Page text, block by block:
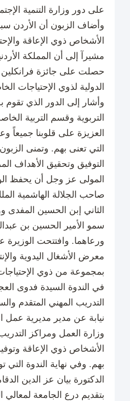
على دور وزارة التنمية
وأضاف الزبون أن الأردن
الأشخاص ذوي الإعاقة
مشيرآ إلى أن المملكة
حصلت على جائزة فرانكلين
وأشار إلى الدور الذي تقوم
التربوية وقسم التربية
العزيزة على قلوبنا جميعاً
التي تعنى بهم. وتمنى
التوفيق وتحقيق الأهداف
المولى عز وجل أن يحفظ
صاحب الجلالة الهاشمية
الثاني إبن الحسين المفدى
سمو الأمير الحسين بن
ورعاهما. وافتتحت
معرض الأشغال اليدوية
بمجموعة من ذوي
في الندوة السيدة فدوى
التدريب المهني المتقدم
نيابة عن مدير مديرية عمل
وزارة العمل ومراكز
الأشخاص ذوي الإعاقة
بهم. وفي نهاية الندوة التي
الدكتورة بيان عز الدين
بتقديم درع الجامعة لمعالي